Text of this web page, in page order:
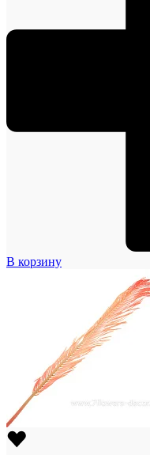
В корзину